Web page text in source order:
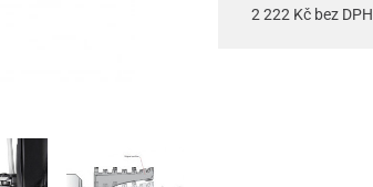
2 222 Kč bez DPH